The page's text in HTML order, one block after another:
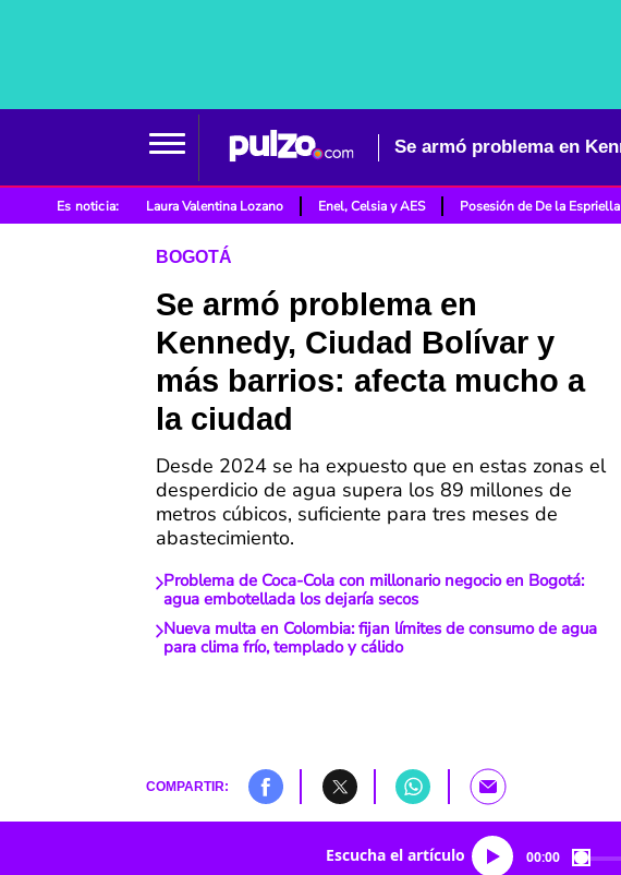
Es noticia: Laura Valentina Lozano Enel, Celsia y AES Posesión de De la Espriella
BOGOTÁ
Se armó problema en
Kennedy, Ciudad Bolívar y
más barrios: afecta mucho a
la ciudad
Desde 2024 se ha expuesto que en estas zonas el
desperdicio de agua supera los 89 millones de
metros cúbicos, suficiente para tres meses de
abastecimiento.
Problema de Coca-Cola con millonario negocio en Bogotá:
agua embotellada los dejaría secos
Nueva multa en Colombia: fijan límites de consumo de agua
para clima frío, templado y cálido
COMPARTIR:
Escucha el artículo 00:00